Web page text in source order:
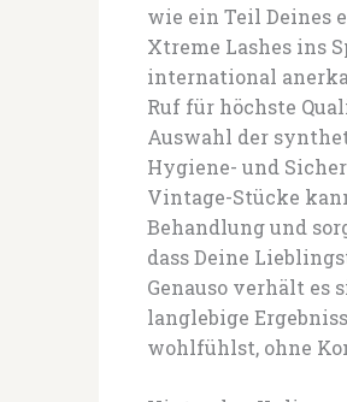
wie ein Teil Deines
Xtreme Lashes ins
international
Ruf für höchste
Auswahl der
Hygiene- und
Vintage-Stücke
Behandlung und
dass Deine
Genauso verhält es
langlebige
wohlfühlst, ohne